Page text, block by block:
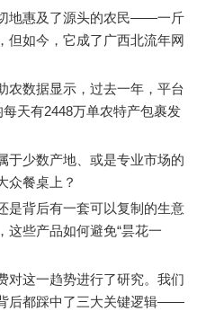
惠及了源头的农民——一斤
但如今，它成了广西北流年网
数据显示，过去一年，平台
天有2448万单农特产包裹发
少数产地、或是专业市场的
众餐桌上？
背后有一套可以复制的生意
这些产品如何避免“昙花一
这一趋势进行了研究。我们
后都踩中了三大关键逻辑——